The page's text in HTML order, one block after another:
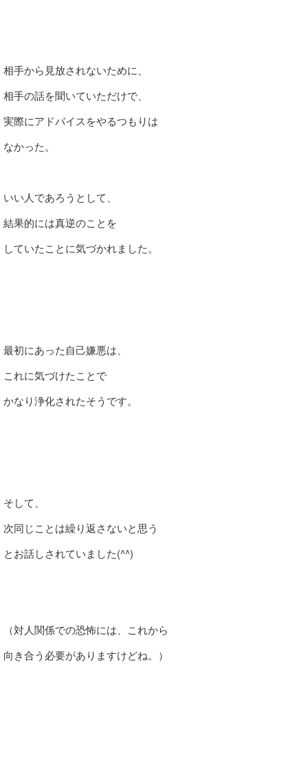
相手から見放されないために、
相手の話を聞いていただけで、
実際にアドバイスをやるつもりは
なかった。
いい人であろうとして、
結果的には真逆のことを
していたことに気づかれました。
最初にあった自己嫌悪は、
これに気づけたことで
かなり浄化されたそうです。
そして、
次同じことは繰り返さないと思う
とお話しされていました(^^)
（対人関係での恐怖には、これから
向き合う必要がありますけどね。）